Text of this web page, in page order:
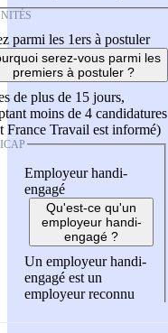
parmi les 1ers à postuler
serez-vous parmi les
premiers à postuler ?
de plus de 15 jours,
moins de 4 candidatures
France Travail est informé)
Employeur handi-
engagé
Qu'est-ce qu'un
employeur handi-
engagé ?
Un employeur handi-
engagé est un
employeur reconnu